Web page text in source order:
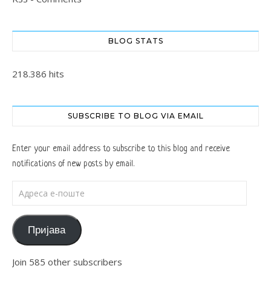
BLOG STATS
218.386 hits
SUBSCRIBE TO BLOG VIA EMAIL
Enter your email address to subscribe to this blog and receive
notifications of new posts by email.
Пријава
Join 585 other subscribers